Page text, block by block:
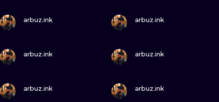
arbuz.ink arbuz.ink
arbuz.ink arbuz.ink
arbuz.ink arbuz.ink